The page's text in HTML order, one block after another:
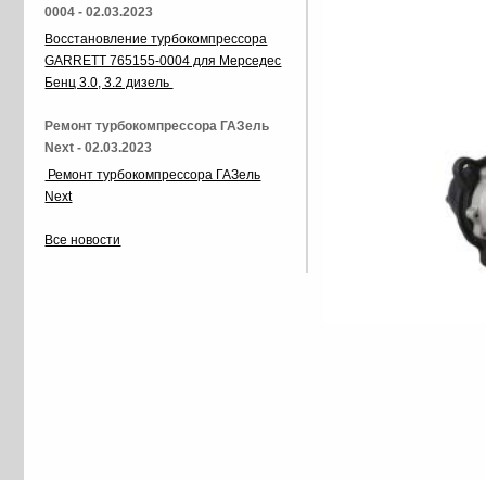
0004 - 02.03.2023
Восстановление турбокомпрессора
GARRETT 765155-0004 для Мерседес
Бенц 3.0, 3.2 дизель
Ремонт турбокомпрессора ГАЗель
Next - 02.03.2023
Ремонт турбокомпрессора ГАЗель
Next
Все новости